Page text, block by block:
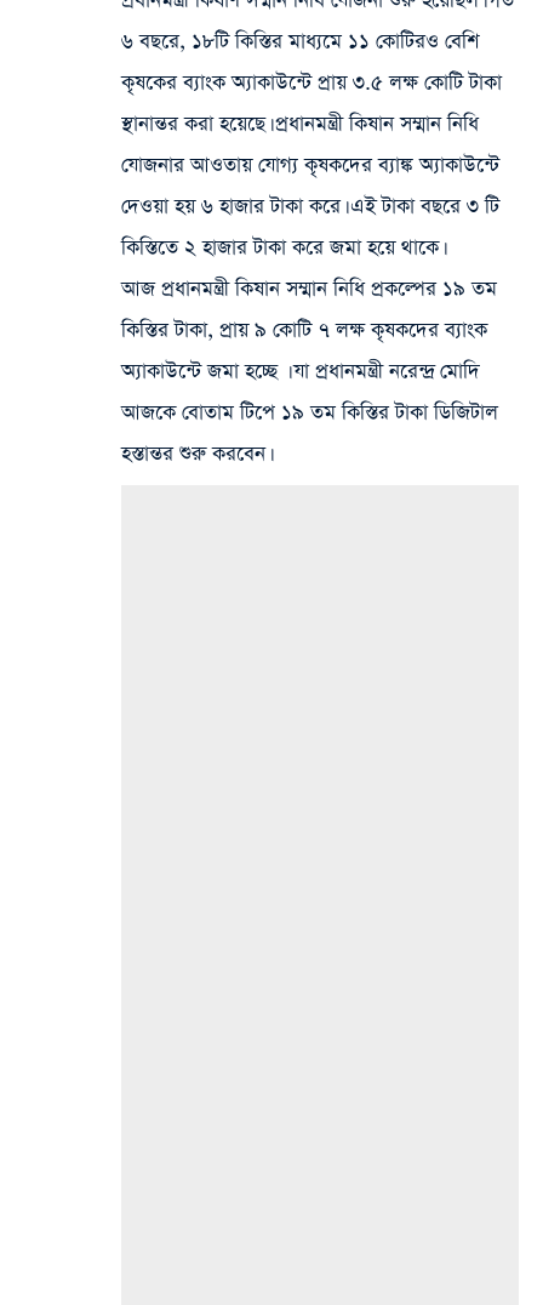
৬ বছরে, ১৮টি কিস্তির মাধ্যমে ১১ কোটিরও বেশি
কৃষকের ব্যাংক অ্যাকাউন্টে প্রায় ৩.৫ লক্ষ কোটি টাকা
স্থানান্তর করা হয়েছে। প্রধানমন্ত্রী কিষান সম্মান নিধি
যোজনার আওতায় যোগ্য কৃষকদের ব্যাঙ্ক অ্যাকাউন্টে
দেওয়া হয় ৬ হাজার টাকা করে। এই টাকা বছরে ৩ টি
কিস্তিতে ২ হাজার টাকা করে জমা হয়ে থাকে।
আজ প্রধানমন্ত্রী কিষান সম্মান নিধি প্রকল্পের ১৯ তম
কিস্তির টাকা, প্রায় ৯ কোটি ৭ লক্ষ কৃষকদের ব্যাংক
অ্যাকাউন্টে জমা হচ্ছে । যা প্রধানমন্ত্রী নরেন্দ্র মোদি
আজকে বোতাম টিপে ১৯ তম কিস্তির টাকা ডিজিটাল
হস্তান্তর শুরু করবেন।